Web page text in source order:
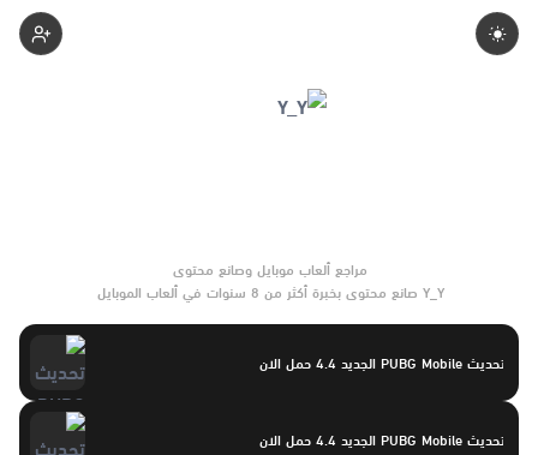
Y_Y صانع محتوى بخبرة أكثر من 8 سنوات في ألعاب الموبايل
تحديث PUBG Mobile الجديد 4.4 حمل الان
تحديث PUBG Mobile الجديد 4.4 حمل الان